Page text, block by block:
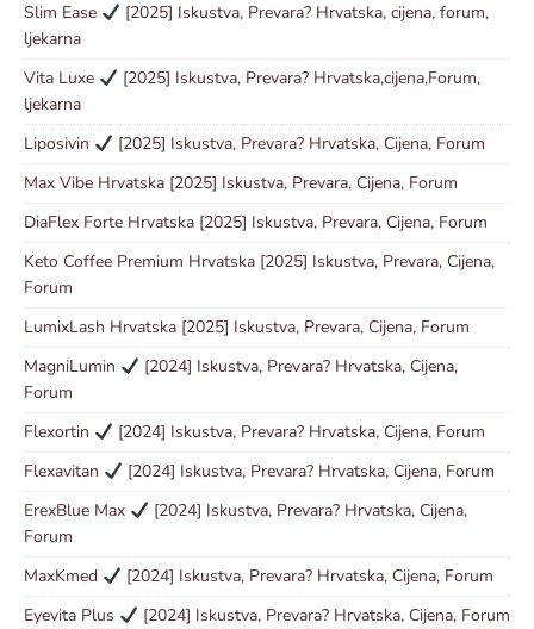
Slim Ease
[2025] Iskustva, Prevara? Hrvatska, cijena, forum,
ljekarna
Vita Luxe
[2025] Iskustva, Prevara? Hrvatska,cijena,Forum,
ljekarna
Liposivin
[2025] Iskustva, Prevara? Hrvatska, Cijena, Forum
Max Vibe Hrvatska [2025] Iskustva, Prevara, Cijena, Forum
DiaFlex Forte Hrvatska [2025] Iskustva, Prevara, Cijena, Forum
Keto Coffee Premium Hrvatska [2025] Iskustva, Prevara, Cijena,
Forum
LumixLash Hrvatska [2025] Iskustva, Prevara, Cijena, Forum
MagniLumin
[2024] Iskustva, Prevara? Hrvatska, Cijena,
Forum
Flexortin
[2024] Iskustva, Prevara? Hrvatska, Cijena, Forum
Flexavitan
[2024] Iskustva, Prevara? Hrvatska, Cijena, Forum
ErexBlue Max
[2024] Iskustva, Prevara? Hrvatska, Cijena,
Forum
MaxKmed
[2024] Iskustva, Prevara? Hrvatska, Cijena, Forum
Eyevita Plus
[2024] Iskustva, Prevara? Hrvatska, Cijena, Forum